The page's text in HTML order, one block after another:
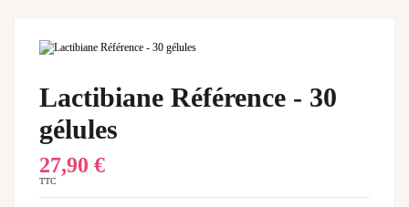
Lactibiane Référence - 30
gélules
27,90 €
TTC